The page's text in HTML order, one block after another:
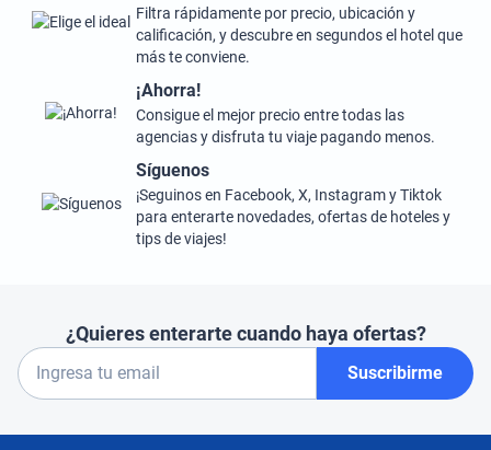
Filtra rápidamente por precio, ubicación y
calificación, y descubre en segundos el hotel que
más te conviene.
¡Ahorra!
Consigue el mejor precio entre todas las
agencias y disfruta tu viaje pagando menos.
Síguenos
¡Seguinos en Facebook, X, Instagram y Tiktok
para enterarte novedades, ofertas de hoteles y
tips de viajes!
¿Quieres enterarte cuando haya ofertas?
Suscribirme